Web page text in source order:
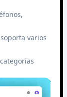
varios